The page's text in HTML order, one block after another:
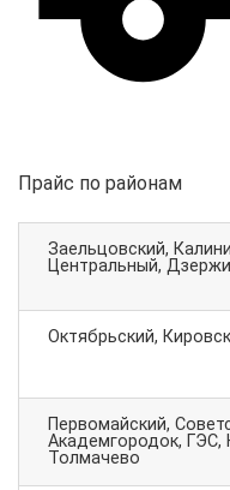
Прайс по районам
Заельцовский,
Центральный,
Октябрьский,
Первомайский,
Академгородок, ГЭС,
Толмачево